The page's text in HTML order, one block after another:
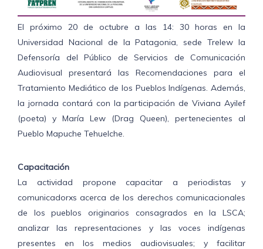
El próximo 20 de octubre a las 14: 30 horas en la
Universidad Nacional de la Patagonia, sede Trelew la
Defensoría del Público de Servicios de Comunicación
Audiovisual presentará las Recomendaciones para el
Tratamiento Mediático de los Pueblos Indígenas. Además,
la jornada contará con la participación de Viviana Ayilef
(poeta) y María Lew (Drag Queen), pertenecientes al
Pueblo Mapuche Tehuelche.
Capacitación
La actividad propone capacitar a periodistas y
comunicadorxs acerca de los derechos comunicacionales
de los pueblos originarios consagrados en la LSCA;
analizar las representaciones y las voces indígenas
presentes en los medios audiovisuales; y facilitar